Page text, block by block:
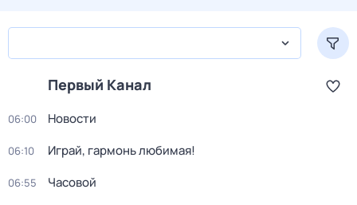
Первый Канал
06:00 Новости
06:10 Играй, гармонь любимая!
06:55 Часовой